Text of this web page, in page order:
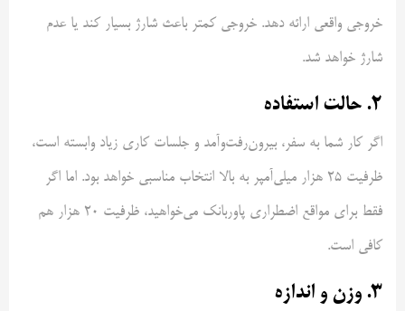
خروجی واقعی ارائه دهد. خروجی کمتر باعث شارژ بسیار کند یا عدم
شارژ خواهد شد.
۲. حالت استفاده
اگر کار شما به سفر، بیرون‌رفت‌وآمد و جلسات کاری زیاد وابسته است،
ظرفیت ۲۵ هزار میلی‌آمپر به بالا انتخاب مناسبی خواهد بود. اما اگر
فقط برای مواقع اضطراری پاوربانک می‌خواهید، ظرفیت ۲۰ هزار هم
کافی است.
۳. وزن و اندازه